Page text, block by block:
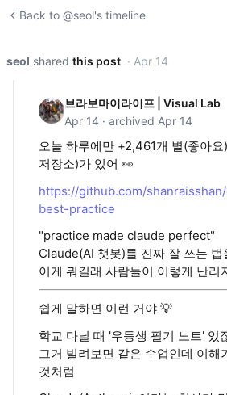
Back to @seol's timeline
seol shared this post · Apr 14
브라보마이라이프 | Visual Lab
Apr 14 · archived Apr 14
오늘 하루에만 +2,461개 별(좋아
저장소)가 있어 👀
https://github.com/
best-practice
"practice made claude perfect"
Claude(AI 챗봇)를 진짜 잘 쓰는 법
이게 뭐길래 사람들이 이렇게 난리
쉽게 말하면 이런 거야 💡
학교 다닐 때 '우등생 필기 노트' 있
그거 빌려보면 같은 수업인데 이해
것처럼